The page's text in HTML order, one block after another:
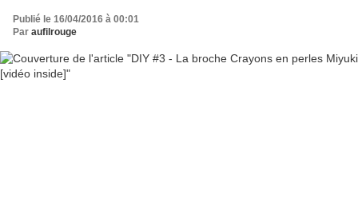
Publié le 16/04/2016 à 00:01
Par aufilrouge